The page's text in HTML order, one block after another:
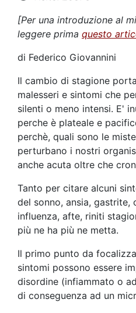
[Per una introduzione al
leggere prima questo
di Federico Giovannini
Il cambio di stagione
malesseri e sintomi che
silenti o meno intensi. E'
perche è plateale e
perchè, quali sono le
perturbano i nostri
anche acuta oltre che
Tanto per citare alcuni
del sonno, ansia, gastrite,
influenza, afte, riniti
più ne ha più ne metta.
Il primo punto da
sintomi possono essere
disordine (infiammato o
di conseguenza ad un